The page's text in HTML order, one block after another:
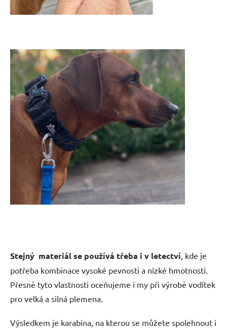
Stejný materiál se používá třeba i v letectví, kde je
potřeba kombinace vysoké pevnosti a nízké hmotnosti.
Přesně tyto vlastnosti oceňujeme i my při výrobě vodítek
pro velká a silná plemena.
Výsledkem je karabina, na kterou se můžete spolehnout i